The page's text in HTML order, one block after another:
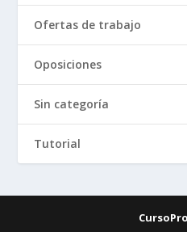
Ofertas de trabajo
Oposiciones
Sin categoría
Tutorial
CursoPro